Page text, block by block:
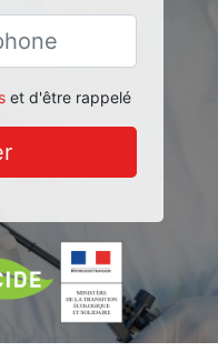
et d'être rappelé